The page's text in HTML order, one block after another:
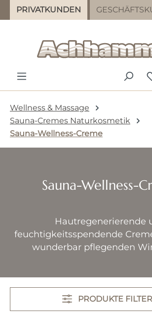
Zum Hauptinhalt springen
PRIVATKUNDEN
Wellness & Massage
Sauna-Cremes Naturkosmetik
Sauna-Wellness-Creme
Sauna-Wellness-
Hautregenerierende
feuchtigkeitsspendende
wunderbar pflegenden
PRODUKTE